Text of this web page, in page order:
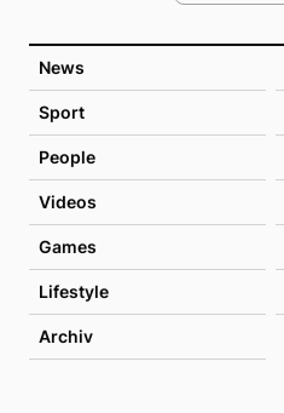
News
Sport
People
Videos
Games
Lifestyle
Archiv